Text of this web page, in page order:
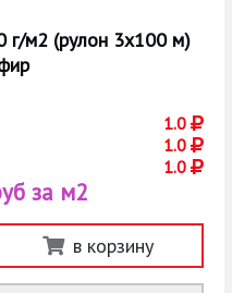
г/м2 (рулон 3х100 м)
1.0
1.0
1.0
за м2
в корзину